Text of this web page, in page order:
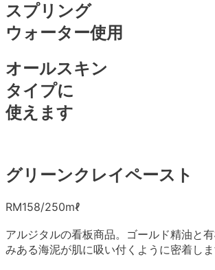
スプリング
ウォーター使用
オールスキン
タイプに
使えます
グリーンクレイペースト
RM158/250mℓ
アルジタルの看板商品。ゴールド精油と
みある海泥が肌に吸い付くように密着しま